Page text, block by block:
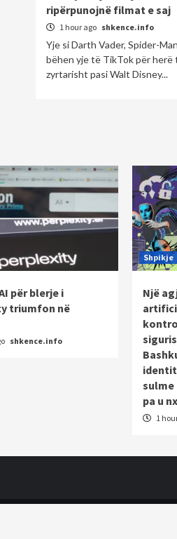
ripërpunojnë filmat e saj
1 hour ago shkence.info
Yje si Darth Vader, Spider-
bëhen yje të TikTok për
zyrtarisht pasi Walt Disney...
për blerje i
triumfon në
shkence.info
Shpikje
Një
sulme
pa u
1